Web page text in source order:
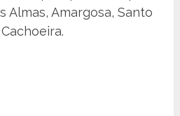
Almas, Amargosa, Santo